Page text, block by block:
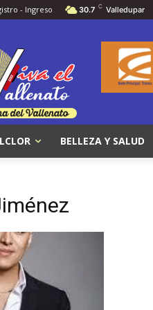
- Ingreso 30.7 C Valledupar
BELLEZA Y SALUD